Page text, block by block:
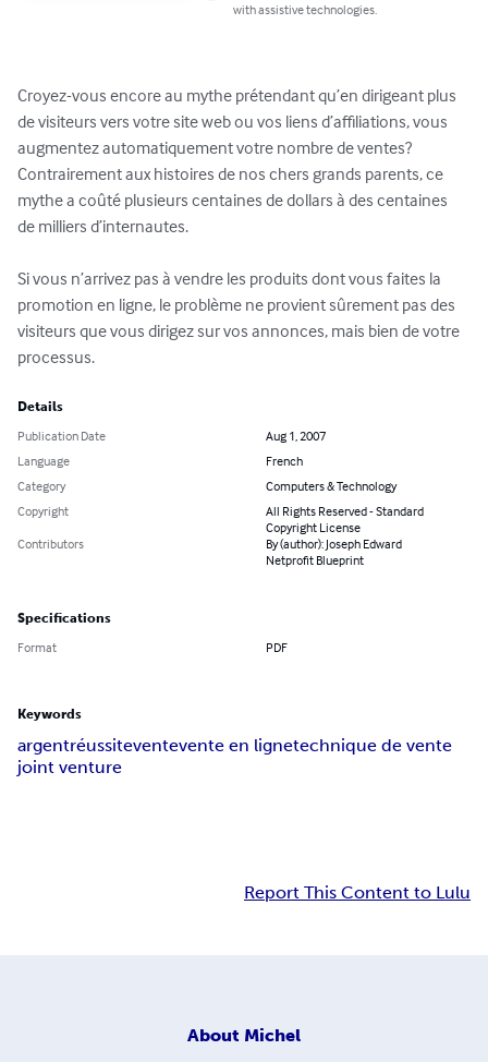
with assistive technologies.
Croyez-vous encore au mythe prétendant qu’en dirigeant plus
de visiteurs vers votre site web ou vos liens d’affiliations, vous
augmentez automatiquement votre nombre de ventes?
Contrairement aux histoires de nos chers grands parents, ce
mythe a coûté plusieurs centaines de dollars à des centaines
de milliers d’internautes.
Si vous n’arrivez pas à vendre les produits dont vous faites la
promotion en ligne, le problème ne provient sûrement pas des
visiteurs que vous dirigez sur vos annonces, mais bien de votre
processus.
Details
Publication Date
Aug 1, 2007
Language
French
Category
Computers & Technology
Copyright
All Rights Reserved - Standard
Copyright License
Contributors
By (author): Joseph Edward
Netprofit Blueprint
Specifications
Format PDF
Keywords
argentréussiteventevente en lignetechnique de vente
joint venture
Report This Content to Lulu
About Michel